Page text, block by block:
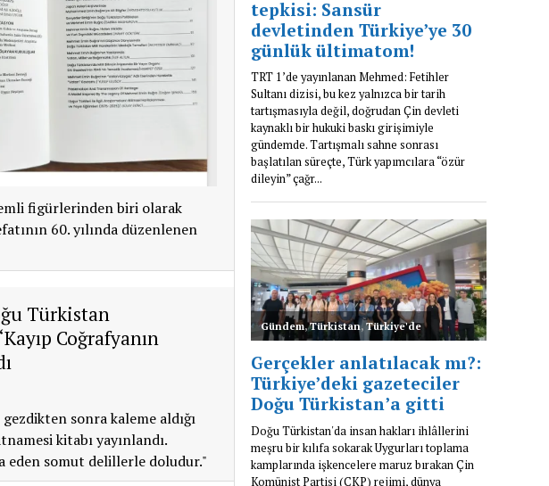
figürlerinden biri olarak
60. yılında düzenlenen
Türkistan
Coğrafyanın
sonra kaleme aldığı
kitabı yayınlandı.
eden somut delillerle doludur."